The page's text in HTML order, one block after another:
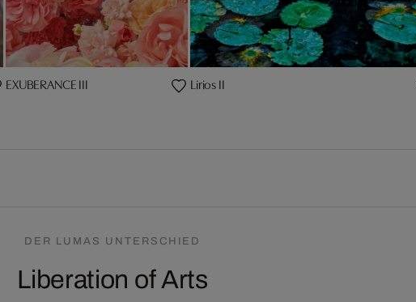
EXUBERANCE III Lirios II
DER LUMAS UNTERSCHIED
Liberation of Arts